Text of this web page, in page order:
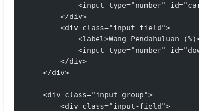
<input type="number"
        </div>
        <div class="input-field">
<label>Wang Pendahuluan
<input type="number"
        </div>
    </div>
    <div class="input-group">
        <div class="input-field">